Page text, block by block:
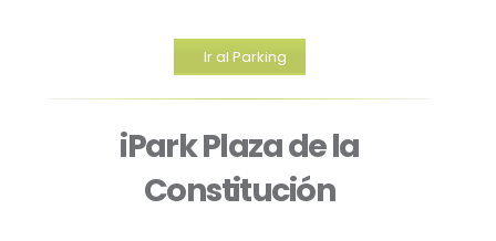
Ir al Parking
iPark Plaza de la
Constitución